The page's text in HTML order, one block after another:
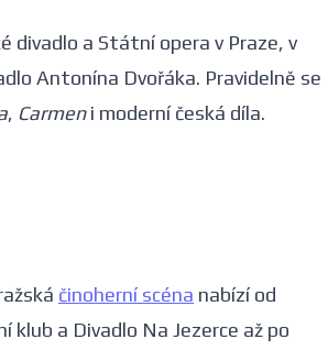
divadlo a Státní opera v Praze, v
Antonína Dvořáka. Pravidelně se
, Carmeni moderní česká díla.
činoherní scéna nabízí od
klub a Divadlo Na Jezerce až po